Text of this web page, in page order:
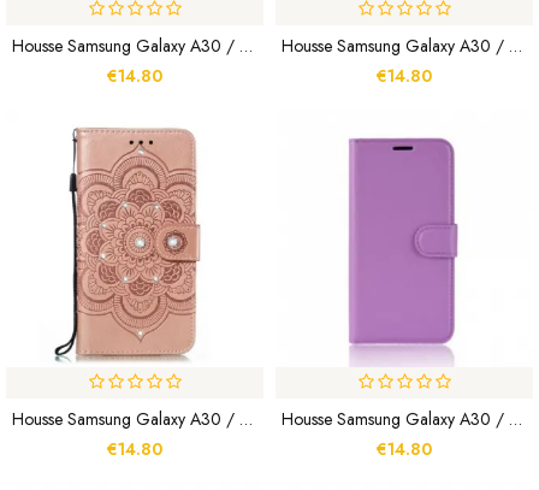
Housse Samsung Galaxy A30 / A20 Arbre Et Hiboux À Lanière
€14.80
Housse Samsung Galaxy A30 / A20 Croco Diamants
€14.80
Housse Samsung Galaxy A30 / A20 Mandala Et Diamants
€14.80
Housse Samsung Galaxy A30 / A20 Classique
€14.80